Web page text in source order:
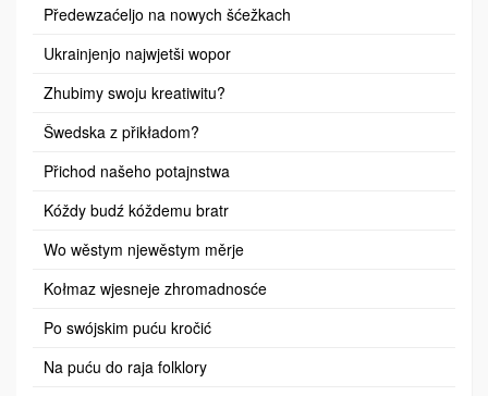
Předewzaćeljo na nowych šćežkach
Ukrainjenjo najwjetši wopor
Zhubimy swoju kreatiwitu?
Šwedska z přikładom?
Přichod našeho potajnstwa
Kóždy budź kóždemu bratr
Wo wěstym njewěstym měrje
Kołmaz wjesneje zhromadnosće
Po swójskim puću kročić
Na puću do raja folklory